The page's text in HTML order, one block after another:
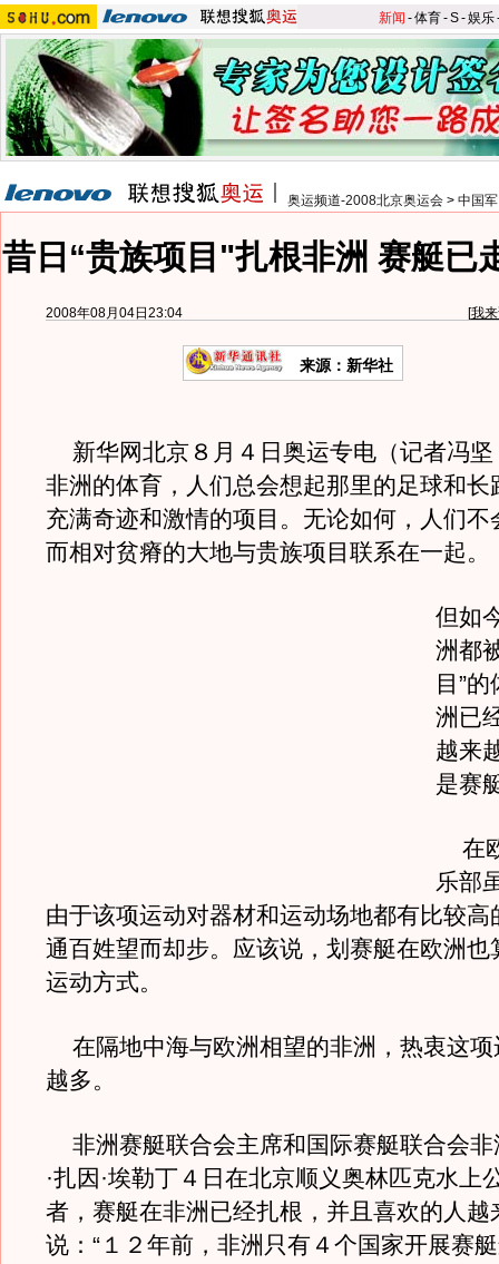
新闻 -体育-S-娱乐
奥运频道-2008北京奥运会 > 中国
昔日“贵族项目"扎根非洲 赛艇已
2008年08月04日23:04 [我
来源：新华社
新华网北京８月４日奥运专电（记者冯
非洲的体育，人们总会想起那里的足球和长
充满奇迹和激情的项目。无论如何，人们不
而相对贫瘠的大地与贵族项目联系在一起。
但如
洲都
目”
洲已
越来
是赛
在
乐部
由于该项运动对器材和运动场地都有比较高
通百姓望而却步。应该说，划赛艇在欧洲也
运动方式。
在隔地中海与欧洲相望的非洲，热衷这项
越多。
非洲赛艇联合会主席和国际赛艇联合会非
·扎因·埃勒丁４日在北京顺义奥林匹克水上
者，赛艇在非洲已经扎根，并且喜欢的人越
说：“１２年前，非洲只有４个国家开展赛